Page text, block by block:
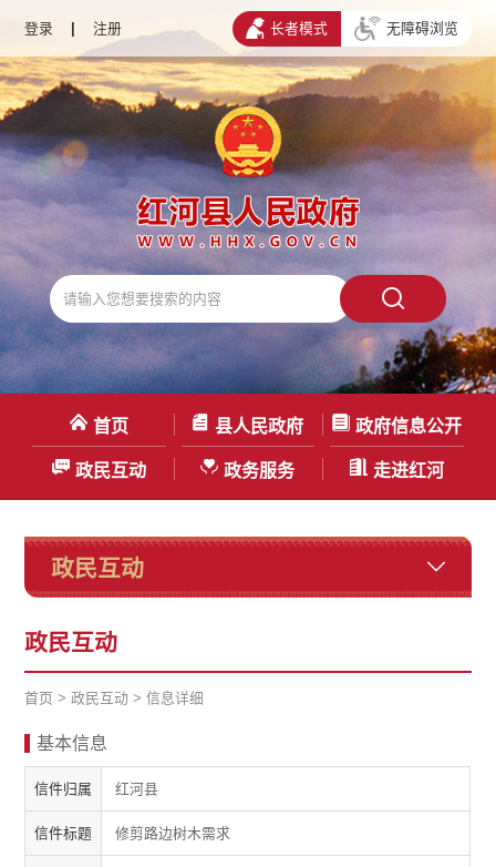
登录 | 注册 长者模式 无障碍浏览
首页 县人民政府 政府信息公开
政民互动 政务服务 走进红河
政民互动
政民互动
首页 >政民互动 >信息详细
基本信息
信件归属 红河县
信件标题 修剪路边树木需求